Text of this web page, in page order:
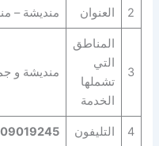
2 العنوان منديشة –
3
المناطق
التي
تشملها
الخدمة
منديشة و
4 التليفون